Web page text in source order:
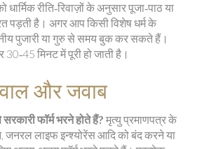
धार्मिक रीति‑रिवाज़ों के अनुसार पूजा‑पाठ या
पड़ती है। अगर आप किसी विशेष धर्म के
पुजारी या गुरु से समय बुक कर सकते हैं।
मिनट में पूरी हो जाती है।
और जवाब
फॉर्म भरने होते हैं? मृत्यु प्रमाणपत्र के
जनरल लाइफ इन्श्योरेंस आदि को बंद करने या